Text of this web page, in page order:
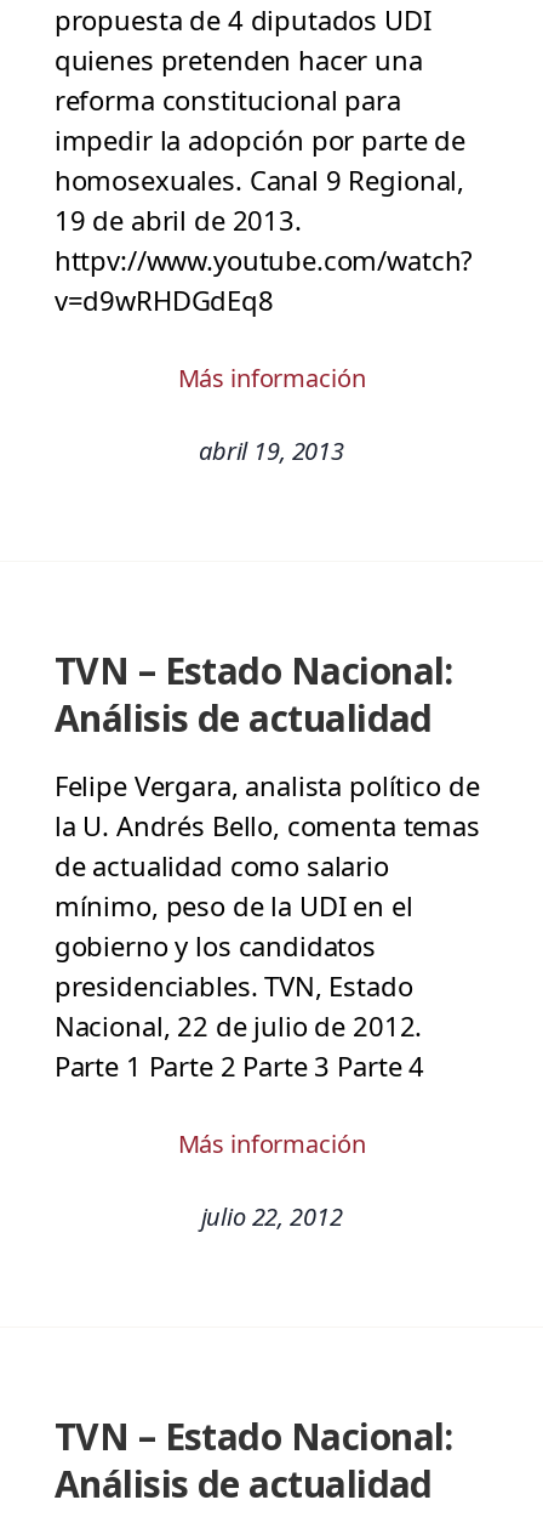
propuesta de 4 diputados UDI
quienes pretenden hacer una
reforma constitucional para
impedir la adopción por parte de
homosexuales. Canal 9 Regional,
19 de abril de 2013.
httpv://www.youtube.com/watch?
v=d9wRHDGdEq8
Más información
abril 19, 2013
TVN – Estado Nacional:
Análisis de actualidad
Felipe Vergara, analista político de
la U. Andrés Bello, comenta temas
de actualidad como salario
mínimo, peso de la UDI en el
gobierno y los candidatos
presidenciables. TVN, Estado
Nacional, 22 de julio de 2012.
Parte 1 Parte 2 Parte 3 Parte 4
Más información
julio 22, 2012
TVN – Estado Nacional:
Análisis de actualidad